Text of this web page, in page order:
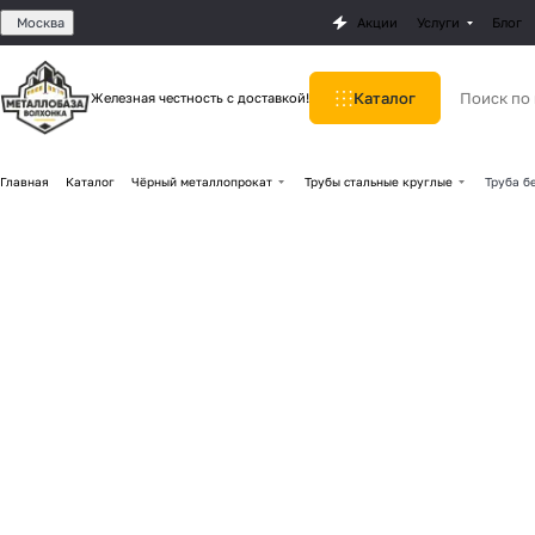
Москва Акции Услуги Блог
Железная честность с доставкой! Каталог
Главная Каталог Чёрный металлопрокат Трубы стальные круглые Труба